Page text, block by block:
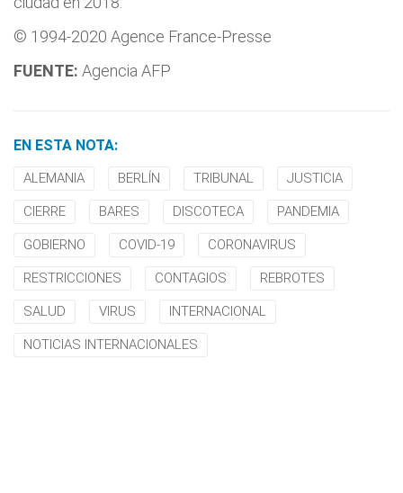
© 1994-2020 Agence France-Presse
FUENTE: Agencia AFP
EN ESTA NOTA:
ALEMANIA BERLÍN TRIBUNAL JUSTICIA
CIERRE BARES DISCOTECA PANDEMIA
GOBIERNO COVID-19 CORONAVIRUS
RESTRICCIONES CONTAGIOS REBROTES
SALUD VIRUS INTERNACIONAL
NOTICIAS INTERNACIONALES